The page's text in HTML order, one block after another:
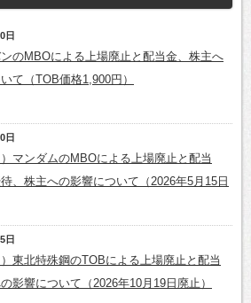
日
のMBOによる上場廃止と配当金、株主へ
て（TOB価格1,900円）
日
）マンダムのMBOによる上場廃止と配当
、株主への影響について（2026年5月15日
日
）東北特殊鋼のTOBによる上場廃止と配当
影響について（2026年10月19日廃止）